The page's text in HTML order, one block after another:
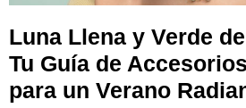
Luna Llena y Verde
Tu Guía de
para un Verano